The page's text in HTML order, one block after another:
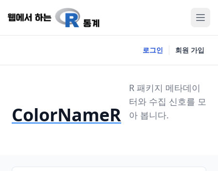
로그인 회원 가입
ColorNameR
R 패키지 메타데이
터와 수집 신호를 모
아 봅니다.